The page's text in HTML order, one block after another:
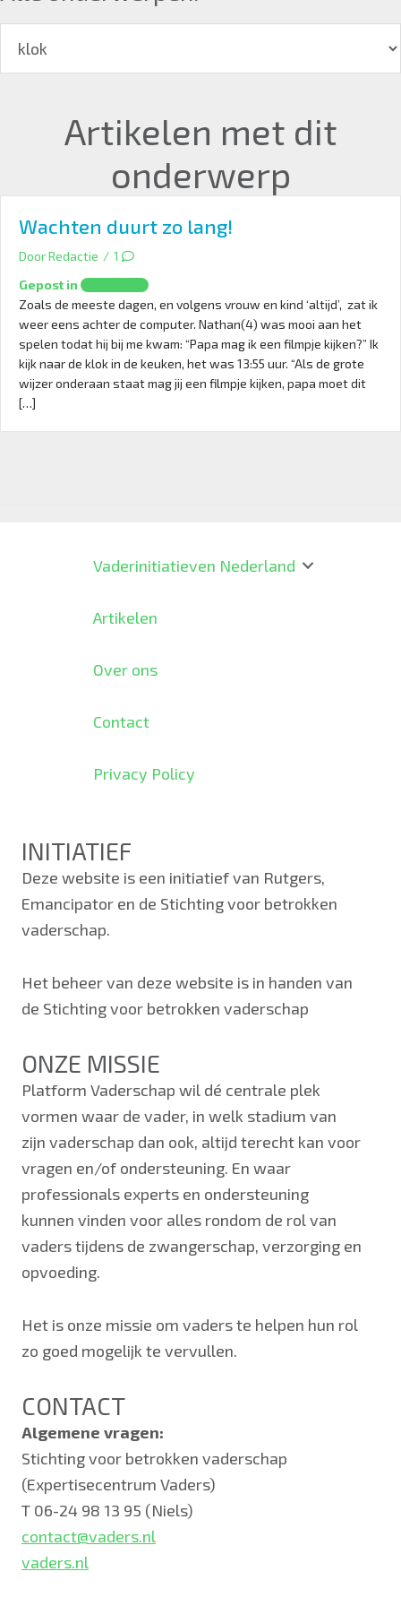
Artikelen met dit
onderwerp
Wachten duurt zo lang!
DoorRedactie / 1
Gepost in
Zoals de meeste dagen, en volgens vrouw en kind ‘altijd’, zat ik
weer eens achter de computer. Nathan(4) was mooi aan het
spelen todat hij bij me kwam: “Papa mag ik een filmpje kijken?” Ik
kijk naar de klok in de keuken, het was 13:55 uur. “Als de grote
wijzer onderaan staat mag jij een filmpje kijken, papa moet dit
[…]
Vaderinitiatieven Nederland
Artikelen
Over ons
Contact
Privacy Policy
INITIATIEF
Deze website is een initiatief van Rutgers,
Emancipator en de Stichting voor betrokken
vaderschap.
Het beheer van deze website is in handen van
de Stichting voor betrokken vaderschap
ONZE MISSIE
Platform Vaderschap wil dé centrale plek
vormen waar de vader, in welk stadium van
zijn vaderschap dan ook, altijd terecht kan voor
vragen en/of ondersteuning. En waar
professionals experts en ondersteuning
kunnen vinden voor alles rondom de rol van
vaders tijdens de zwangerschap, verzorging en
opvoeding.
Het is onze missie om vaders te helpen hun rol
zo goed mogelijk te vervullen.
CONTACT
Algemene vragen:
Stichting voor betrokken vaderschap
(Expertisecentrum Vaders)
T 06-24 98 13 95 (Niels)
contact@vaders.nl
vaders.nl